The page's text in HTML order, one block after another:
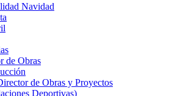
Navidad
de Obras
de Obras y Proyectos
Deportivas)